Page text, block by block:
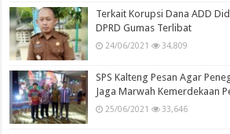
Terkait Korupsi Dana ADD
DPRD Gumas Terlibat
24/06/2021 34,809
SPS Kalteng Pesan Agar
Jaga Marwah Kemerdekaan
25/06/2021 33,646